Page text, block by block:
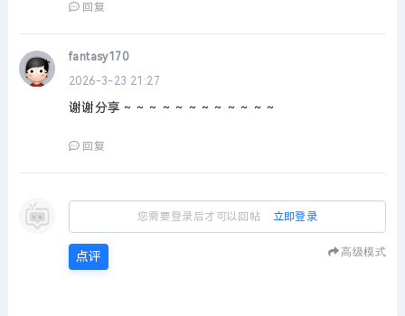
回复
fantasy170
2026-3-23 21:27
谢谢分享～～～～～～～～～～～～
回复
您需要登录后才可以回帖 立即登录
点评 高级模式